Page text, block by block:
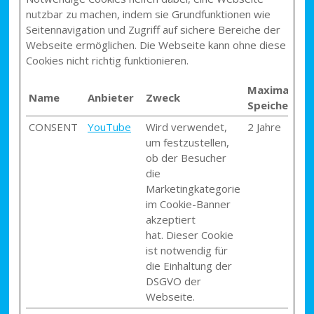
nutzbar zu machen, indem sie Grundfunktionen wie
Seitennavigation und Zugriff auf sichere Bereiche der
Webseite ermöglichen. Die Webseite kann ohne diese
Cookies nicht richtig funktionieren.
Name Anbieter Zweck
Maximale
CONSENT
YouTube
Wird verwendet,
um festzustellen,
ob der Besucher
die
Marketingkategorie
im Cookie-Banner
akzeptiert
hat. Dieser Cookie
ist notwendig für
die Einhaltung der
DSGVO der
Webseite.
2 Jahre